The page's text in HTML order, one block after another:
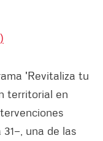
'Revitaliza tu
territorial en
una de las